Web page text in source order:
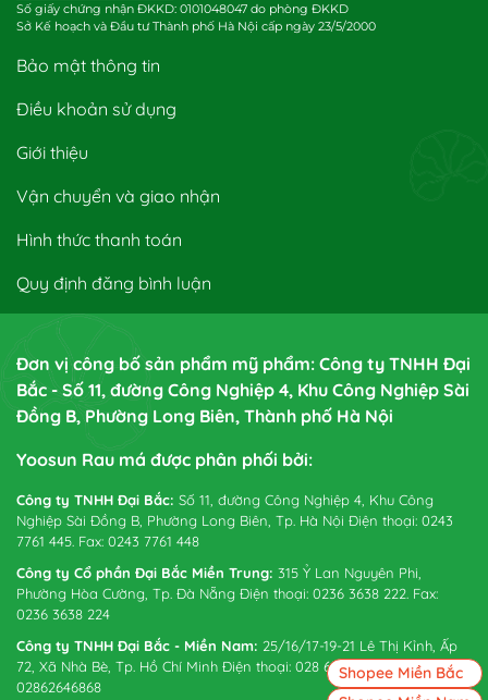
Số giấy chứng nhận ĐKKD: 0101048047 do phòng ĐKKD
Sở Kế hoạch và Đầu tư Thành phố Hà Nội cấp ngày 23/5/2000
Bảo mật thông tin
Điều khoản sử dụng
Giới thiệu
Vận chuyển và giao nhận
Hình thức thanh toán
Quy định đăng bình luận
Đơn vị công bố sản phẩm mỹ phẩm: Công ty TNHH Đại
Bắc - Số 11, đường Công Nghiệp 4, Khu Công Nghiệp Sài
Đồng B, Phường Long Biên, Thành phố Hà Nội
Yoosun Rau má được phân phối bởi:
Công ty TNHH Đại Bắc: Số 11, đường Công Nghiệp 4, Khu Công
Nghiệp Sài Đồng B, Phường Long Biên, Tp. Hà Nội Điện thoại: 0243
7761 445. Fax: 0243 7761 448
Công ty Cổ phần Đại Bắc Miền Trung: 315 Ỷ Lan Nguyên Phi,
Phường Hòa Cường, Tp. Đà Nẵng Điện thoại: 0236 3638 222. Fax:
0236 3638 224
Công ty TNHH Đại Bắc - Miền Nam: 25/16/17-19-21 Lê Thị Kỉnh, Ấp
72, Xã Nhà Bè, Tp. Hồ Chí Minh Điện thoại: 028 6265 0738. Fax:
02862646868
Shopee Miền Bắc